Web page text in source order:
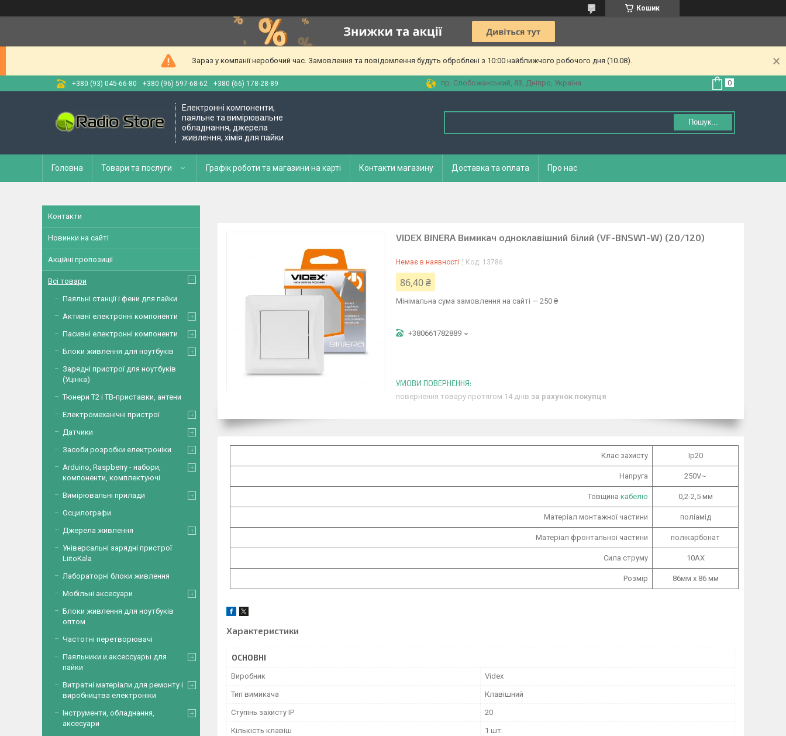
Кошик
Зараз у компанії неробочий час. Замовлення та повідомлення будуть оброблені з 10:00 найближчого робочого дня (10.08).
+380 (93) 045-66-80 +380 (96) 597-68-62 +380 (66) 178-28-89 пр. Слобожанський, 83, Дніпро, Україна
Електронні компоненти,
паяльне та вимірювальне
обладнання, джерела
живлення, хімія для пайки
Пошук...
Головна Товари та послуги Графік роботи та магазини на карті Контакти магазину Доставка та оплата Про нас
VIDEX BINERA Вимикач одноклавішний білий (VF-BNSW1-W) (20/120)
Немає в наявності Код: 13786
86,40 ₴
Мінімальна сума замовлення на сайті — 250 ₴
+380661782889
повернення товару протягом 14 днів за рахунок покупця
Клас захисту Ip20
Напруга 250V~
Товщинакабелю 0,2-2,5 мм
Матеріал монтажної частини поліамід
Матеріал фронтальної частини полікарбонат
Сила струму 10АХ
Розмір 86мм х 86 мм
Характеристики
ОСНОВНІ
Виробник Videx
Тип вимикача Клавішний
Ступінь захисту IP 20
Кількість клавіш 1 шт.
Контакти
Новинки на сайті
Акційні пропозиції
Всі товари
Паяльні станції і фени для пайки
Активні електронні компоненти
Пасивні електронні компоненти
Блоки живлення для ноутбуків
Зарядні пристрої для ноутбуків
(Уцінка)
Тюнери Т2 і ТВ-приставки, антени
Електромеханічні пристрої
Датчики
Засоби розробки електроніки
Arduino, Raspberry - набори,
компоненти, комплектуючі
Вимірювальні прилади
Осцилографи
Джерела живлення
Універсальні зарядні пристрої
LiitoKala
Лабораторні блоки живлення
Мобільні аксесуари
Блоки живлення для ноутбуків
оптом
Частотні перетворювачі
Паяльники и аксессуары для
пайки
Витратні матеріали для ремонту і
виробництва електроніки
Інструменти, обладнання,
аксесуари